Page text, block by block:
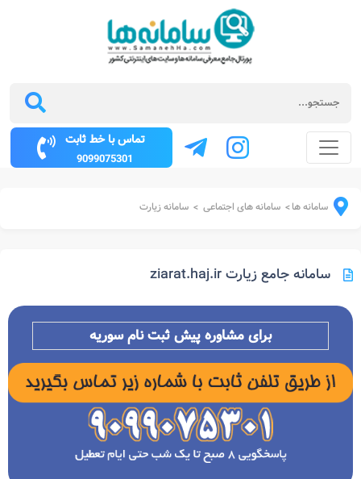
تماس با خط ثابت
9099075301
سامانه ها> سامانه های اجتماعی > سامانه زیارت
سامانه جامع زیارت ziarat.haj.ir
برای مشاوره پیش ثبت نام سوریه